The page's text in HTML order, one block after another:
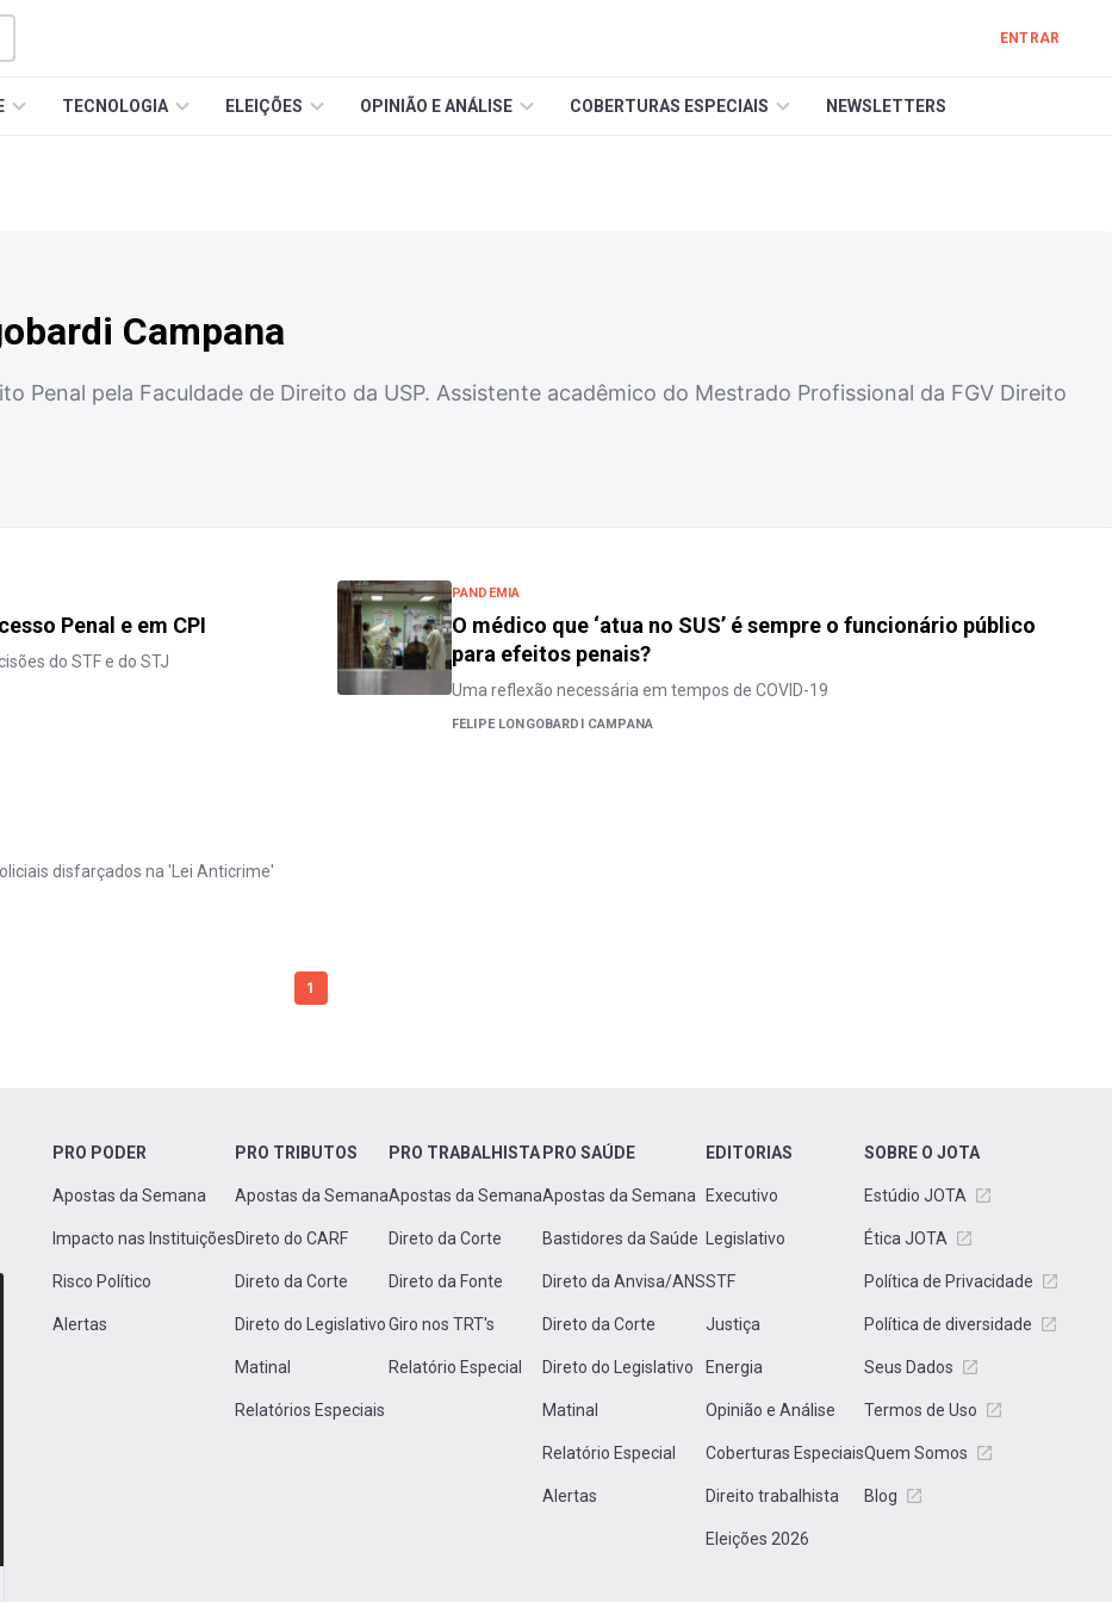
ENTRAR
TECNOLOGIA ELEIÇÕES OPINIÃO E ANÁLISE COBERTURAS ESPECIAIS NEWSLETTERS
Campana
Penal pela Faculdade de Direito da USP. Assistente acadêmico do Mestrado Profissional da FGV Direito
Penal e em CPI
do STF e do STJ
PANDEMIA
O médico que ‘atua no SUS’ é sempre o funcionário público
para efeitos penais?
Uma reflexão necessária em tempos de COVID-19
FELIPE LONGOBARDI CAMPANA
disfarçados na 'Lei Anticrime'
1
PRO PODER
Apostas da Semana
Impacto nas Instituições
Risco Político
Alertas
PRO TRIBUTOS
Apostas da Semana
Direto do CARF
Direto da Corte
Direto do Legislativo
Matinal
Relatórios Especiais
PRO TRABALHISTA
Apostas da Semana
Direto da Corte
Direto da Fonte
Giro nos TRT's
Relatório Especial
PRO SAÚDE
Apostas da Semana
Bastidores da Saúde
Direto da Anvisa/ANS
Direto da Corte
Direto do Legislativo
Matinal
Relatório Especial
Alertas
EDITORIAS
Executivo
Legislativo
STF
Justiça
Energia
Opinião e Análise
Coberturas Especiais
Direito trabalhista
Eleições 2026
SOBRE O JOTA
Estúdio JOTA
Ética JOTA
Política de Privacidade
Política de diversidade
Seus Dados
Termos de Uso
Quem Somos
Blog